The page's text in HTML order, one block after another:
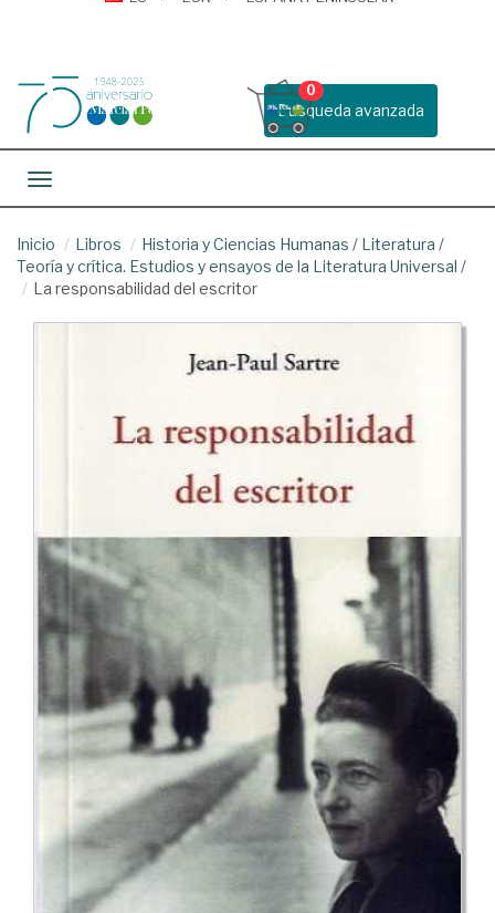
Busqueda avanzada
0
Toggle navigation
Inicio Libros Historia y Ciencias Humanas / Literatura /
Teoría y crítica. Estudios y ensayos de la Literatura Universal /
La responsabilidad del escritor